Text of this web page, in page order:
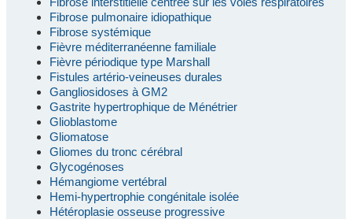
Fibrose pulmonaire idiopathique
Fibrose systémique
Fièvre méditerranéenne familiale
Fièvre périodique type Marshall
Fistules artério-veineuses durales
Gangliosidoses à GM2
Gastrite hypertrophique de Ménétrier
Glioblastome
Gliomatose
Gliomes du tronc cérébral
Glycogénoses
Hémangiome vertébral
Hemi-hypertrophie congénitale isolée
Hétéroplasie osseuse progressive